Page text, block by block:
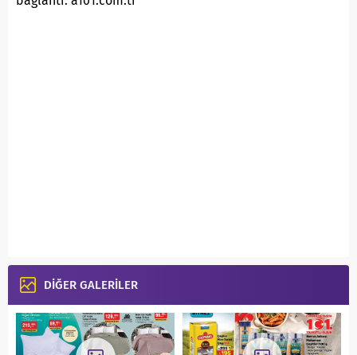
DİĞER GALERİLER